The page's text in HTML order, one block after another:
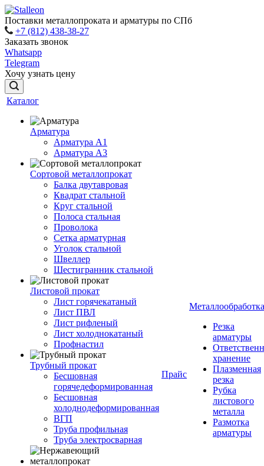
Поставки металлопроката и арматуры по СПб
+7 (812) 438-38-27
Заказать звонок
Whatsapp
Telegram
Хочу узнать цену
Каталог
Арматура
Арматура A1
Арматура А3
Сортовой металлопрокат
Балка двутавровая
Квадрат стальной
Круг стальной
Полоса стальная
Проволока
Сетка арматурная
Уголок стальной
Швеллер
Шестигранник стальной
Листовой прокат
Лист горячекатаный
Лист ПВЛ
Лист рифленый
Лист холоднокатаный
Профнастил
Трубный прокат
Бесшовная
горячедеформированная
Бесшовная
холоднодеформированная
ВГП
Труба профильная
Труба электросварная
Прайс
Металлообработка
Резка
арматуры
хранение
Плазменная
резка
Рубка
листового
металла
Размотка
арматуры